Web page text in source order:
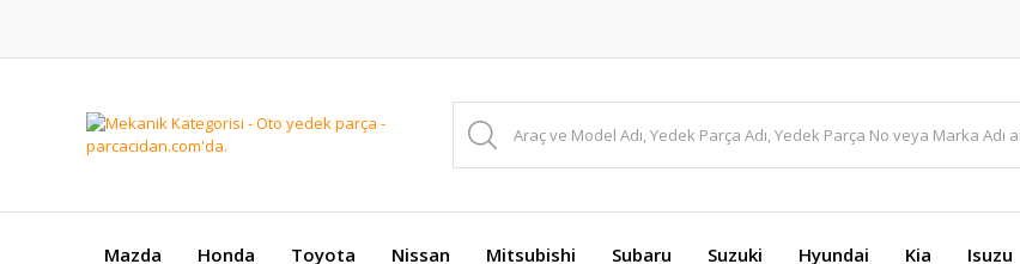
Mazda Honda Toyota Nissan Mitsubishi Subaru Suzuki Hyundai Kia Isuzu